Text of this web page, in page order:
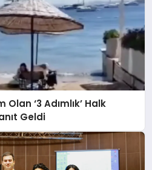
‘3 Adımlık’ Halk
Geldi